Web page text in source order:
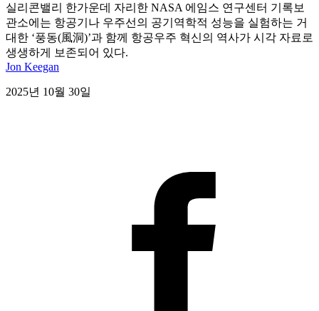
실리콘밸리 한가운데 자리한 NASA 에임스 연구센터 기록보
관소에는 항공기나 우주선의 공기역학적 성능을 실험하는 거
대한 ‘풍동(風洞)’과 함께 항공우주 혁신의 역사가 시각 자료로
생생하게 보존되어 있다.
Jon Keegan
2025년 10월 30일